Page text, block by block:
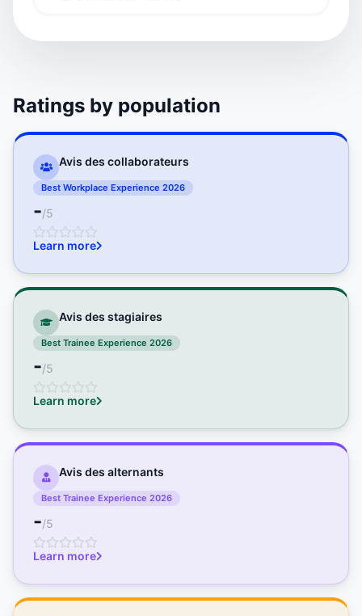
Ratings by population
Avis des collaborateurs
Best Workplace Experience 2026
-/5
Learn more
Avis des stagiaires
Best Trainee Experience 2026
-/5
Learn more
Avis des alternants
Best Trainee Experience 2026
-/5
Learn more